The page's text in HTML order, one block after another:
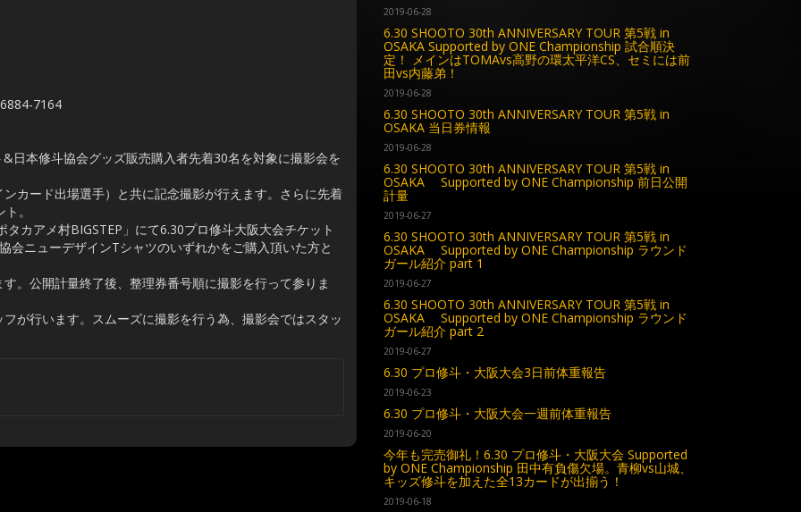
7164
日本修斗協会グッズ販売購入者先着30名を対象に撮影会を
カード出場選手）と共に記念撮影が行えます。さらに先着
。
カアメ村BIGSTEP」にて6.30プロ修斗大阪大会チケット
会ニューデザインTシャツのいずれかをご購入頂いた方と
公開計量終了後、整理券番号順に撮影を行って参りま
行います。スムーズに撮影を行う為、撮影会ではスタッ
2019-06-28
6.30 SHOOTO 30th ANNIVERSARY TOUR 第5戦 in
OSAKA Supported by ONE Championship 試合順決
定！ メインはTOMAvs高野の環太平洋CS、セミには前
田vs内藤弟！
2019-06-28
6.30 SHOOTO 30th ANNIVERSARY TOUR 第5戦 in
OSAKA 当日券情報
2019-06-28
6.30 SHOOTO 30th ANNIVERSARY TOUR 第5戦 in
OSAKA Supported by ONE Championship 前日公開
計量
2019-06-27
6.30 SHOOTO 30th ANNIVERSARY TOUR 第5戦 in
OSAKA Supported by ONE Championship ラウンド
ガール紹介 part 1
2019-06-27
6.30 SHOOTO 30th ANNIVERSARY TOUR 第5戦 in
OSAKA Supported by ONE Championship ラウンド
ガール紹介 part 2
2019-06-27
6.30 プロ修斗・大阪大会3日前体重報告
2019-06-23
6.30 プロ修斗・大阪大会一週前体重報告
2019-06-20
今年も完売御礼！6.30 プロ修斗・大阪大会 Supported
by ONE Championship 田中有負傷欠場。青柳vs山城、
キッズ修斗を加えた全13カードが出揃う！
2019-06-18